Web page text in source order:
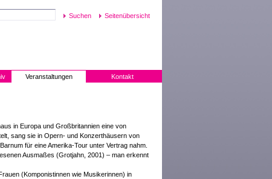
Seitenübersicht
Veranstaltungen Kontakt
in Europa und Großbritannien eine von
sang sie in Opern- und Konzerthäusern von
für eine Amerika-Tour unter Vertrag nahm.
Ausmaßes (Grotjahn, 2001) – man erkennt
(Komponistinnen wie Musikerinnen) in